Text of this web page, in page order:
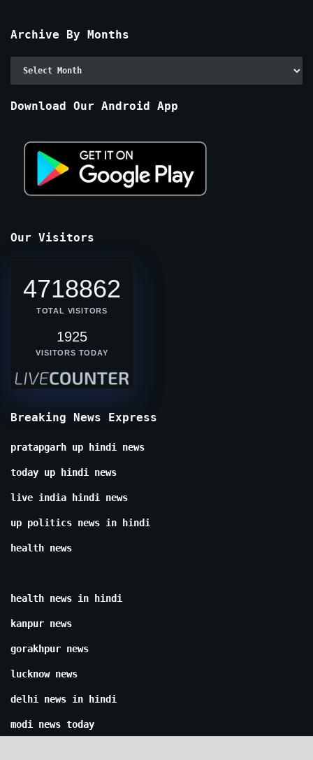
Archive By Months
Archive
Download Our Android App
Our Visitors
4718862
TOTAL VISITORS
1925
VISITORS TODAY
Breaking News Express
pratapgarh up hindi news
today up hindi news
live india hindi news
up politics news in hindi
health news
health news in hindi
kanpur news
gorakhpur news
lucknow news
delhi news in hindi
modi news today